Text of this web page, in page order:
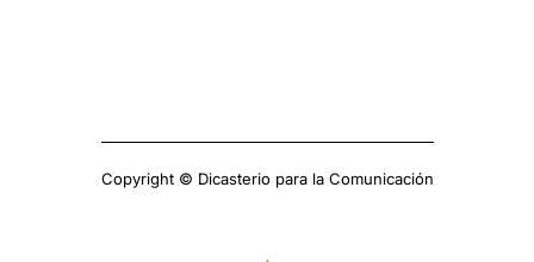
Copyright © Dicasterio para la Comunicación